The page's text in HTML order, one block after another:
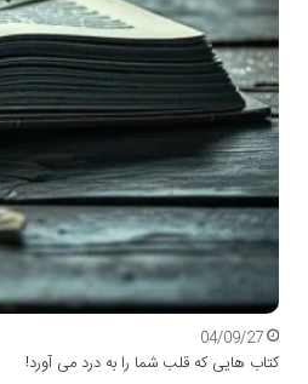
04/09/27
کتاب هایی که قلب شما را به درد می آورد!